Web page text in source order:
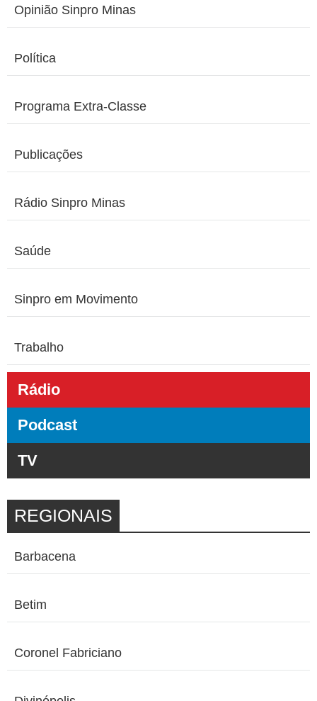
Opinião Sinpro Minas
Política
Programa Extra-Classe
Publicações
Rádio Sinpro Minas
Saúde
Sinpro em Movimento
Trabalho
Rádio
Podcast
TV
REGIONAIS
Barbacena
Betim
Coronel Fabriciano